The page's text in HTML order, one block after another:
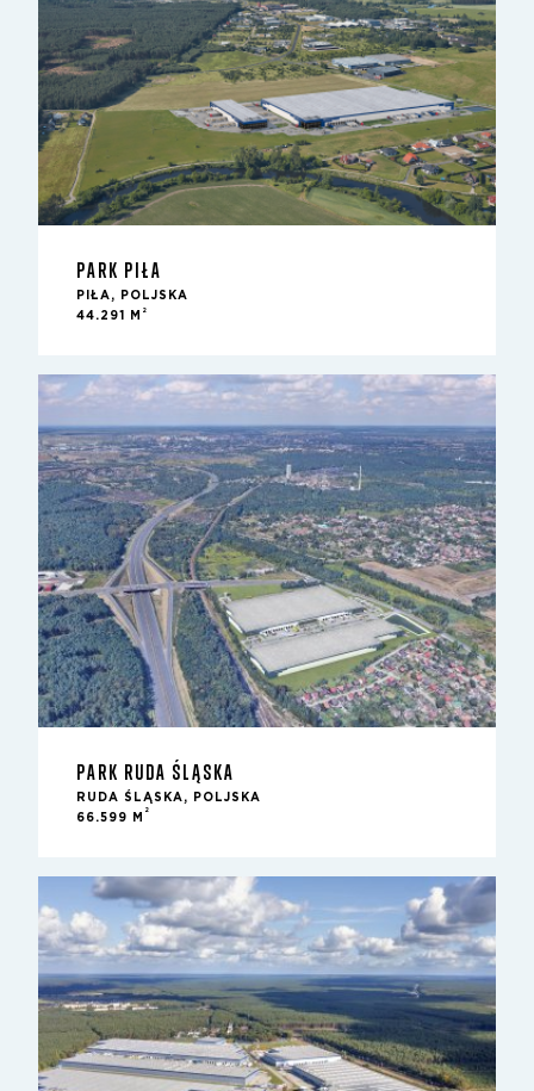
PARK PIŁA
PIŁA, POLJSKA
44.291 M
2
PARK RUDA ŚLĄSKA
RUDA ŚLĄSKA, POLJSKA
66.599 M
2